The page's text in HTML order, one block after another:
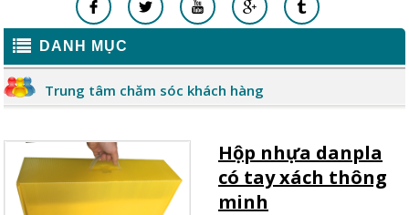
DANH MỤC
Trung tâm chăm sóc khách hàng
Hộp nhựa danpla
có tay xách thông
minh